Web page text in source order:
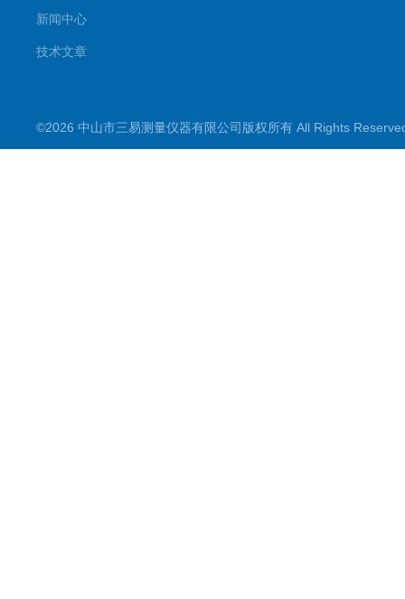
新闻中心
技术文章
©2026 中山市三易测量仪器有限公司版权所有 All Rights